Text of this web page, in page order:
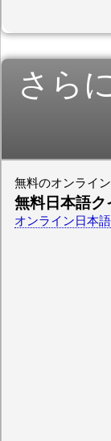
さら
無料のオンライ
無料日本語ク
オンライン日本